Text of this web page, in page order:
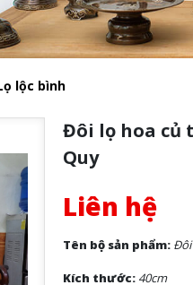
lộc bình
Đôi lọ hoa củ
Quy
Liên hệ
Tên bộ sản phẩm: Đôi
Kích thước:40cm